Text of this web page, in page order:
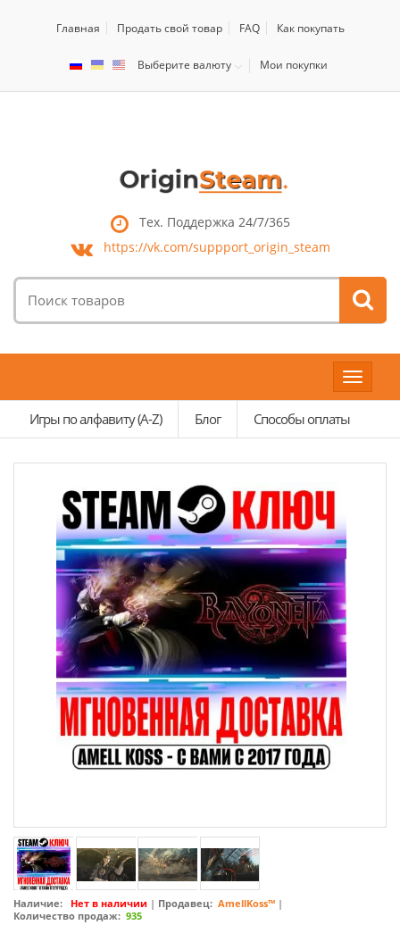
Главная Продать свой товар FAQ Как покупать
Выберите валюту Мои покупки
Тех. Поддержка 24/7/365
https://vk.com/suppport_origin_steam
товаров:
Toggle
Игры по алфавиту (A-Z)
Блог Способы оплаты
Наличие: Нет в наличии | Продавец: AmellKoss™ |
Количество продаж: 935